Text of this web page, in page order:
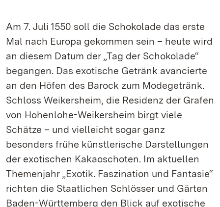
Am 7. Juli 1550 soll die Schokolade das erste
Mal nach Europa gekommen sein – heute wird
an diesem Datum der „Tag der Schokolade“
begangen. Das exotische Getränk avancierte
an den Höfen des Barock zum Modegetränk.
Schloss Weikersheim, die Residenz der Grafen
von Hohenlohe-Weikersheim birgt viele
Schätze – und vielleicht sogar ganz
besonders frühe künstlerische Darstellungen
der exotischen Kakaoschoten. Im aktuellen
Themenjahr „Exotik. Faszination und Fantasie“
richten die Staatlichen Schlösser und Gärten
Baden-Württemberg den Blick auf exotische